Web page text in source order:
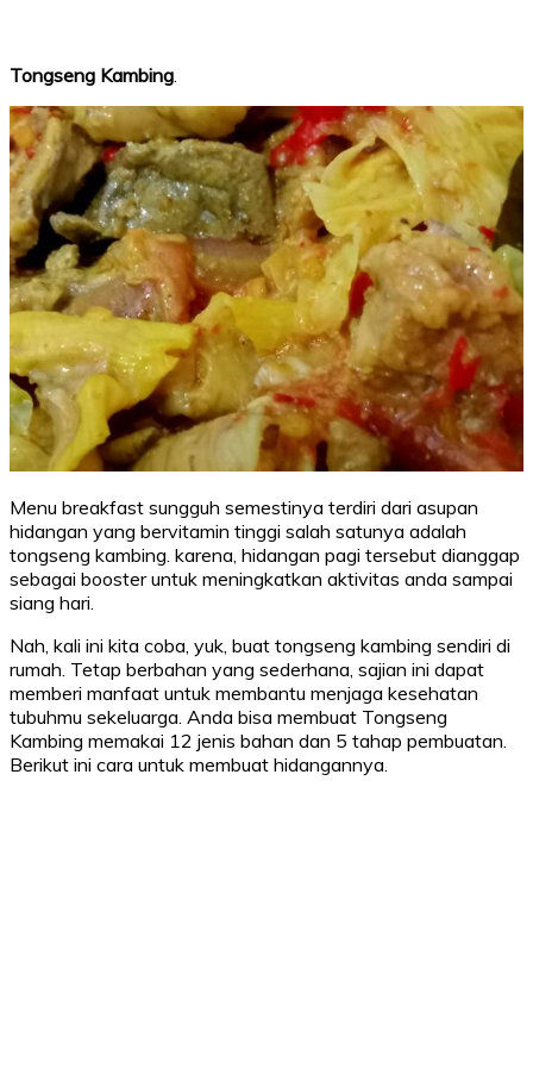
Tongseng Kambing.
Menu breakfast sungguh semestinya terdiri dari asupan
hidangan yang bervitamin tinggi salah satunya adalah
tongseng kambing. karena, hidangan pagi tersebut dianggap
sebagai booster untuk meningkatkan aktivitas anda sampai
siang hari.
Nah, kali ini kita coba, yuk, buat tongseng kambing sendiri di
rumah. Tetap berbahan yang sederhana, sajian ini dapat
memberi manfaat untuk membantu menjaga kesehatan
tubuhmu sekeluarga. Anda bisa membuat Tongseng
Kambing memakai 12 jenis bahan dan 5 tahap pembuatan.
Berikut ini cara untuk membuat hidangannya.